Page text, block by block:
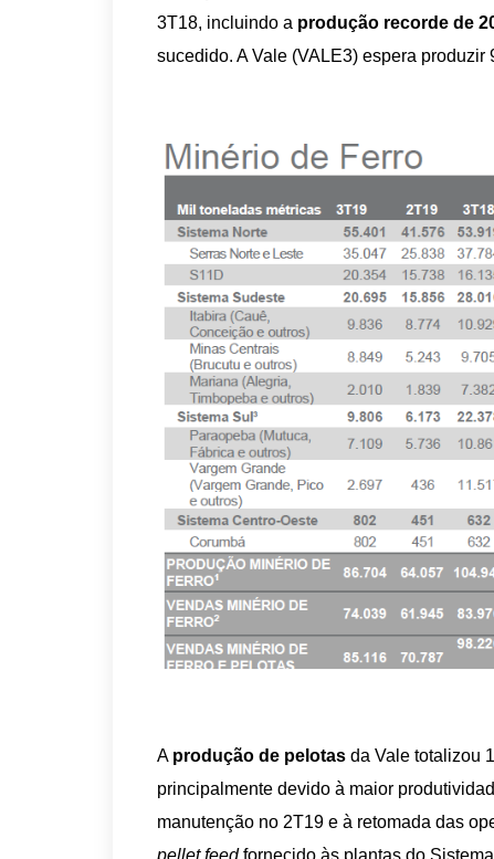
3T18, incluindo a produção recorde de
sucedido. A Vale (VALE3) espera produzir
A produção de pelotas da Vale totalizou
principalmente devido à maior
manutenção no 2T19 e à retomada das